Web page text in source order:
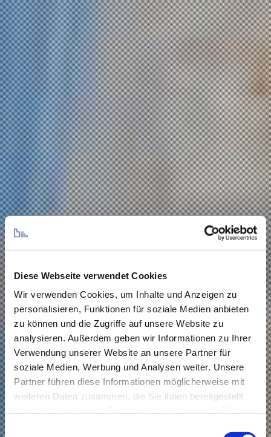
Diese Webseite verwendet Cookies
Wir verwenden Cookies, um Inhalte und Anzeigen zu
personalisieren, Funktionen für soziale Medien anbieten
zu können und die Zugriffe auf unsere Website zu
analysieren. Außerdem geben wir Informationen zu Ihrer
Verwendung unserer Website an unsere Partner für
soziale Medien, Werbung und Analysen weiter. Unsere
Partner führen diese Informationen möglicherweise mit
weiteren Daten zusammen, die Sie ihnen bereitgestellt
Einwilligungsauswahl